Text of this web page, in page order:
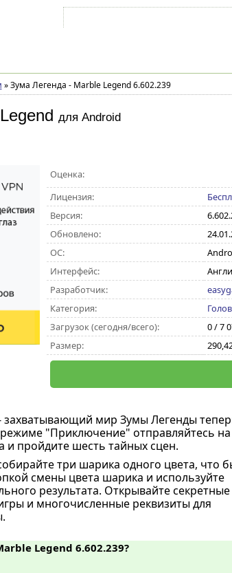
»Зума Легенда - Marble Legend 6.602.239
для Android
Оценка:
Лицензия:
Версия:
Обновлено:
ОС:
Интерфейс:
Разработчик:
Категория:
Загрузок (сегодня/всего):
0 / 7
Размер:
захватывающий мир Зумы Легенды
"Приключение" отправляйтесь на
и пройдите шесть тайных сцен.
три шарика одного цвета, что
смены цвета шарика и используйте
результата. Открывайте секретные
и многочисленные реквизиты для
Legend 6.602.239?